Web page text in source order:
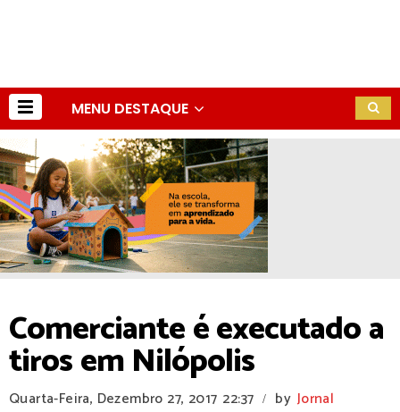
MENU DESTAQUE
Comerciante é executado a
tiros em Nilópolis
Quarta-Feira, Dezembro 27, 2017 22:37 / by Jornal